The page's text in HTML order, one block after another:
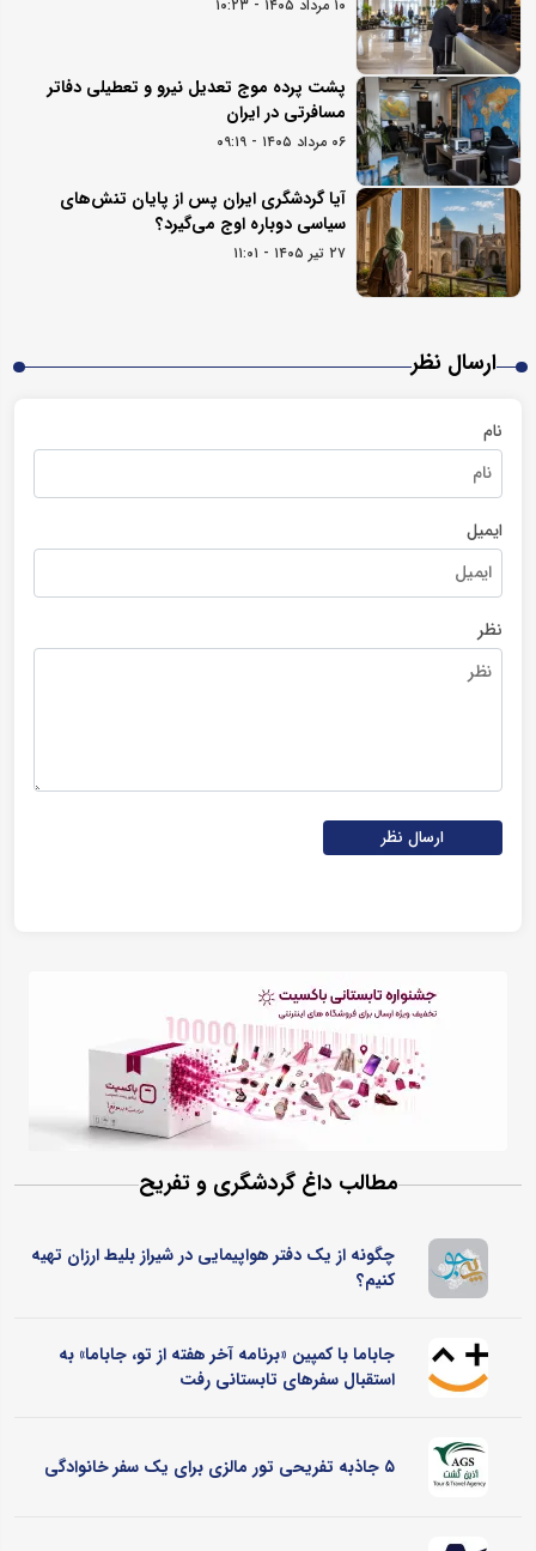
۱۰ مرداد ۱۴۰۵ - ۱۰:۲۳
پشت پرده موج تعدیل نیرو و تعطیلی دفاتر
مسافرتی در ایران
۰۶ مرداد ۱۴۰۵ - ۰۹:۱۹
آیا گردشگری ایران پس از پایان تنش‌های
سیاسی دوباره اوج می‌گیرد؟
۲۷ تیر ۱۴۰۵ - ۱۱:۰۱
ارسال نظر
نام
ایمیل
نظر
ارسال نظر
مطالب داغ گردشگری و تفریح
چگونه از یک دفتر هواپیمایی در شیراز بلیط ارزان تهیه
کنیم؟
جاباما با کمپین «برنامه آخر هفته از تو، جاباما» به
استقبال سفرهای تابستانی رفت
۵ جاذبه تفریحی تور مالزی برای یک سفر خانوادگی